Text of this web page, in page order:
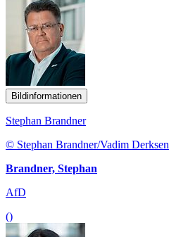
Bildinformationen
Stephan Brandner
© Stephan Brandner/Vadim Derksen
Brandner, Stephan
AfD
()